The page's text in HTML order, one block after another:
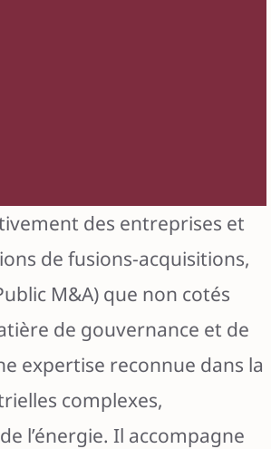
Stellinides entreprises et
de fusions-acquisitions,
M&A) que non cotés
de gouvernance et de
expertise reconnue dans la
complexes,
l’énergie. Il accompagne